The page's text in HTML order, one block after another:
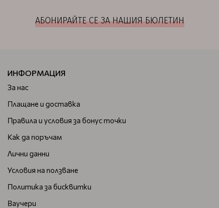
АБОНИРАЙТЕ СЕ ЗА НАШИЯ БЮЛЕТИН
ИНФОРМАЦИЯ
За нас
Плащане и доставка
Правила и условия за бонус точки
Как да поръчам
Лични данни
Условия на ползване
Политика за бисквитки
Ваучери